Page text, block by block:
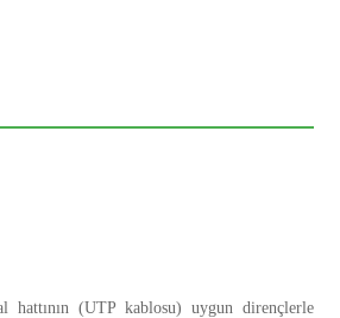
(UTP kablosu) uygun dirençlerle